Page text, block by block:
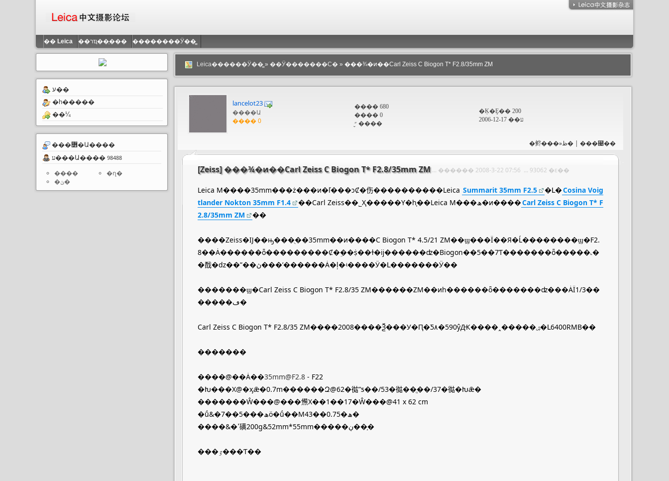
�� Leica ��רҵ��֤��� ��������Ӱ��̳
ע��
�һ�����
��¼
���߻�Ա����
ע���Ա���� 98488
����
�ղ�
�ݵ�
Leica������Ӱ��̳ »��Ӱ�������Ϲ� » ���¾�ͷ��Carl Zeiss C Biogon T* F2.8/35mm ZM
lancelot23
����Ա
���� 0
���� 680
���� 0
״̬ ����
�Ķ�Ȩ�� 200
ע�� 2006-12-17
�鿴���»ظ� | ���⹤��
[Zeiss] ���¾�ͷ��Carl Zeiss C Biogon T* F2.8/35mm ZM ... ������ 2008-3-22 07:56 ... 93062 �ε��
Leica M����35mm���ż���ͷ�ľ���ͻȻ�伤����������Leica Summarit 35mm F2.5 �Լ�Cosina Voig
tlander Nokton 35mm F1.4
��Carl Zeiss��˾Ҳ�����Ƴ�һ֧��Leica M���ھ�ͷ����Carl Zeiss C Biogon T* F
2.8/35mm ZM
��
����Zeiss�Ĳ��ԣ���ֻ��35mm��ͷ����C Biogon T* 4.5/21 ZM��ϣ���Ϊ��Я�Ĺ��������ϣ�F2.
8��Ȧ������ȫ���������Ȼ�ܹ��ṩ��ɫ�ĳ������ʣ�Biogon��5��7Ƭ�������ȫ�����˻�
�䣬�ǳ��ʺ��ڽ���ʹ������Ȧ�ļ�ʵ����Ӱ�Լ�������Ӱ��
�������ϣ�Carl Zeiss C Biogon T* F2.8/35 ZM������ZM��ͷһ������ȫ�������ʣ���ȦΪ1/3��
�����ڡ�
Carl Zeiss C Biogon T* F2.8/35 ZM����2008����Ѯ���У�Ԥ�Ƽ۸�590ŷԪ����˰�����ۺ�Լ6400RMB��
�������
����@��Ȧ��35mm@F2.8 - F22
�Խ���Χ@�ӽǣ�0.7m������Զ@62�㣨ˮƽ��/53�㣨��ֱ��/37�㣨�Խǣ�
�������Ŵ���@���㷶Χ��1��17�Ŵ���@41 x 62 cm
�ṹ&�ھ���5��7ö�ṹ��M43��0.75�ھ�
����&�ߴ磺200g&52mm*55mm�����ڹ��֣�
���ٷ���Ƭ��